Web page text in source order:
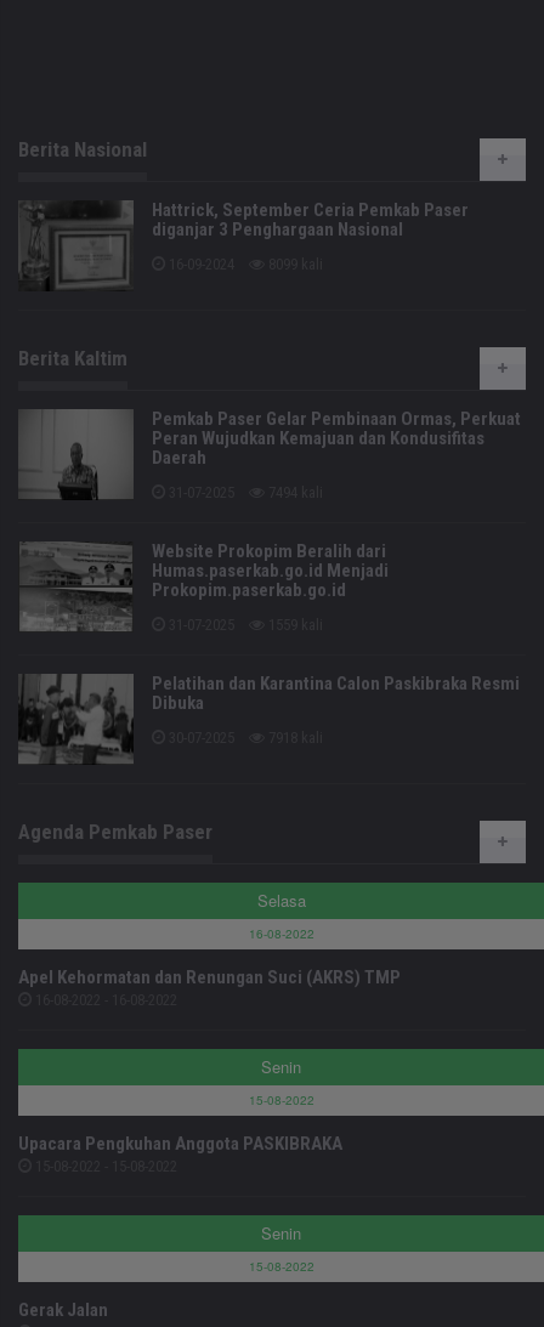
Berita Nasional
Hattrick, September Ceria Pemkab Paser
diganjar 3 Penghargaan Nasional
Berita Kaltim
Pemkab Paser Gelar Pembinaan Ormas, Perkuat
Peran Wujudkan Kemajuan dan Kondusifitas
Daerah
Website Prokopim Beralih dari
Humas.paserkab.go.id Menjadi
Prokopim.paserkab.go.id
Pelatihan dan Karantina Calon Paskibraka Resmi
Dibuka
Agenda Pemkab Paser
Selasa
16-08-2022
Apel Kehormatan dan Renungan Suci (AKRS) TMP
Senin
15-08-2022
Upacara Pengkuhan Anggota PASKIBRAKA
Senin
15-08-2022
Gerak Jalan